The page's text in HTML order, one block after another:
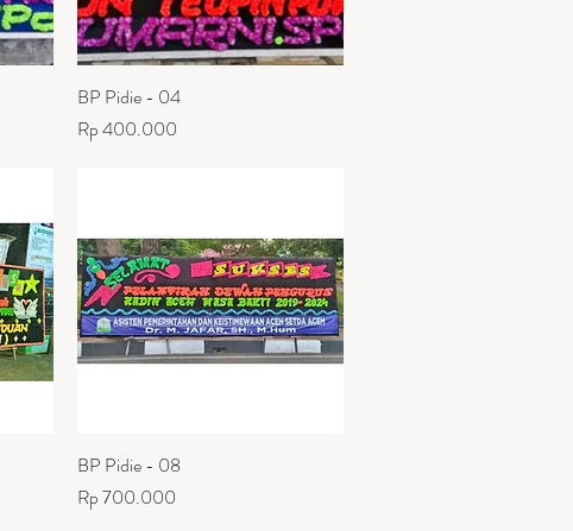
Tampilan Cepat
BP Pidie - 04
Harga
Rp 400.000
Tampilan Cepat
BP Pidie - 08
Harga
Rp 700.000